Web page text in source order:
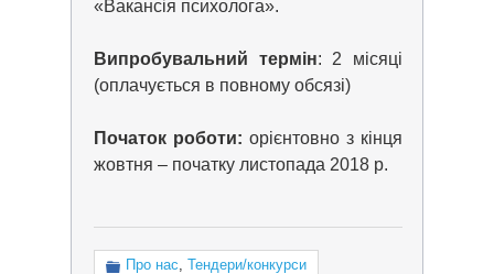
«Вакансія психолога».
Випробувальний термін: 2 місяці
(оплачується в повному обсязі)
Початок роботи: орієнтовно з кінця
жовтня – початку листопада 2018 р.
Про нас Тендери/конкурси